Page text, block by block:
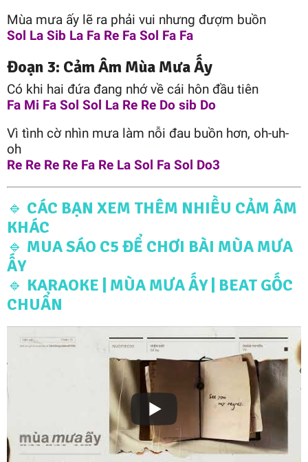
Mùa mưa ấy lẽ ra phải vui nhưng đượm buồn
Sol La Sib La Fa Re Fa Sol Fa Fa
Đoạn 3: Cảm Âm Mùa Mưa Ấy
Có khi hai đứa đang nhớ về cái hôn đầu tiên
Fa Mi Fa Sol Sol La Re Re Do sib Do
Vì tình cờ nhìn mưa làm nỗi đau buồn hơn, oh-uh-
oh
Re Re Re Re Fa Re La Sol Fa Sol Do3
🔹 CÁC BẠN XEM THÊM NHIỀU CẢM ÂM
KHÁC
🔹 MUA SÁO C5 ĐỂ CHƠI BÀI MÙA MƯA
ẤY
🔹 KARAOKE | MÙA MƯA ẤY | BEAT GỐC
CHUẨN